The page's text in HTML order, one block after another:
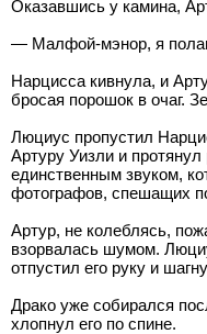
Оказавшись у камина,
— Малфой-мэнор, я
Нарцисса кивнула, и
бросая порошок в очаг.
Люциус пропустил
Артуру Уизли и
единственным звуком,
фотографов, спешащих
Артур, не колеблясь,
взорвалась шумом.
отпустил его руку и
Драко уже собирался
хлопнул его по спине.